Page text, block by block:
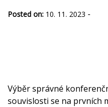
Posted on: 10. 11. 2023 -
Výběr správné
souvislosti se na prvních